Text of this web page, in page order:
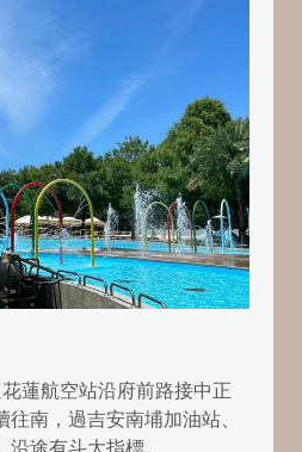
蓮航空站沿府前路接中正
南，過吉安南埔加油站、